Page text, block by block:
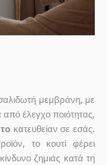
μεμβράνη, με
από έλεγχο ποιότητας,
κατευθείαν σε εσάς.
το κουτί φέρει
ζημιάς κατά τη